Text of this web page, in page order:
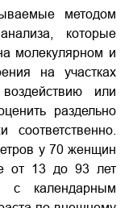
методом
которые
молекулярном и
на участках
или
раздельно
у 70 женщин
от 13 до 93 лет
с календарным